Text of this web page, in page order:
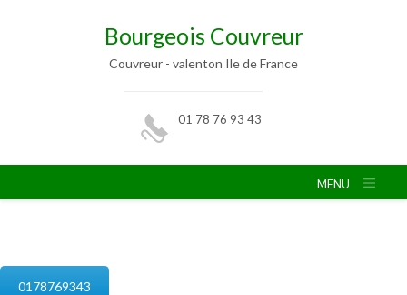
Bourgeois Couvreur
Couvreur - valenton Ile de France
01 78 76 93 43
MENU
0178769343